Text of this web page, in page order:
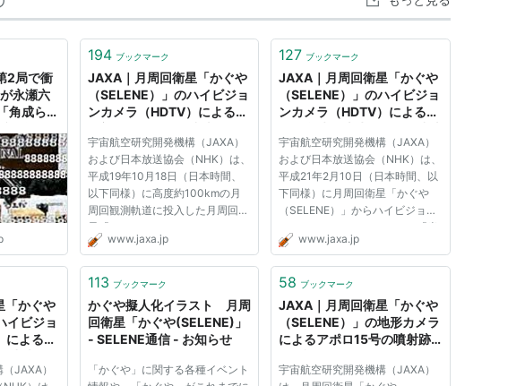
は、子衛星2機を用いた全球重力場観測やデータ中継などがある。
ジョンカメラも搭載しており月面撮影が多数行われている。
年10月までを定常運用期間とし、2008年11月から後期運用に入
3月に軌道高度を50kmに下げてより詳細な観測を行ない、その後更
が決定した。
46分17秒、徐々に高度が低下していたリレー衛星「おきな」が月
点約11kmという低軌道での観測も行なわれ、ハイビジョン映像も
推進剤を使い果たした後、日本時間2009年6月11日午前3時25分、
的に月面へと落下した。
2局で衝
永瀬六
角成ら
194 ブックマーク
JAXA｜月周回衛星「かぐや
（SELENE）」のハイビジョ
ンカメラ（HDTV）による世
て
宇宙航空研究開発機構（JAXA）
および日本放送協会（NHK）は、
平成19年10月18日（日本時間、
以下同様）に高度約100kmの月
周回観測軌道に投入した月周回衛
星「かぐや（SELENE）」から、
世界初のハイビジョンによる月面
「かぐや（SELENE）」に搭載さ
ジョンカメラ...
www.jaxa.jp
127 ブックマーク
JAXA｜月周回衛星「かぐや
（SELENE）」のハイビジョ
ンカメラ（HDTV）による半
について
宇宙航空研究開発機構（JAXA）
および日本放送協会（NHK）は、
平成21年2月10日（日本時間、以
下同様）に月周回衛星「かぐや
（SELENE）」からハイビジョン
カメラ（HDTV）によって、「半
影月食」※時に、「かぐや」から
し、地球がダイヤモンドリングの
ことに成...
www.jaxa.jp
「かぐや
イビジョ
による
JAXA）
113 ブックマーク
かぐや擬人化イラスト 月周
回衛星「かぐや(SELENE)」
- SELENE通信 - お知らせ
「かぐや」に関する各種イベント
58 ブックマーク
JAXA｜月周回衛星「かぐや
（SELENE）」の地形カメラ
によるアポロ15号の噴射跡
宇宙航空研究開発機構（JAXA）